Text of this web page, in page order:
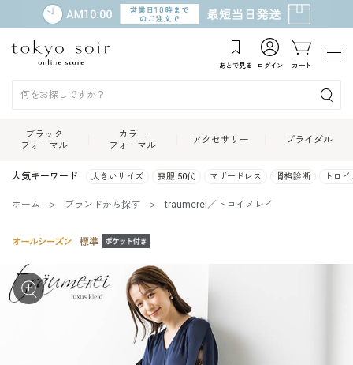
あとで見る ログイン カート
ブラック
フォーマル
カラー
フォーマル
アクセサリー ブライダル
人気キーワード 大きいサイズ 喪服 50代 マザードレス 骨格診断 トロ
ホーム ブランドから探す traumerei／トロイメレイ